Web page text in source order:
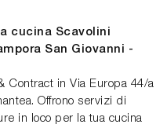
cucina Scavolini
San Giovanni -
Contract in Via Europa 44/a
Offrono servizi di
in loco per la tua cucina